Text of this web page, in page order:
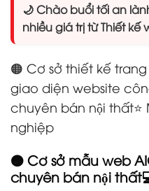
🌙 Chào buổi tối an
nhiều giá trị từ Thiết
🟠 Cơ sở thiết kế
giao diện website
chuyên bán nội thất
nghiệp
🟠 Cơ sở mẫu web
chuyên bán nội